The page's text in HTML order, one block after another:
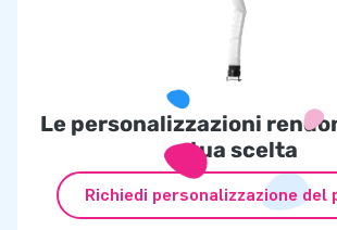
Le personalizzazioni
tua scelta
Richiedi personalizzazione del